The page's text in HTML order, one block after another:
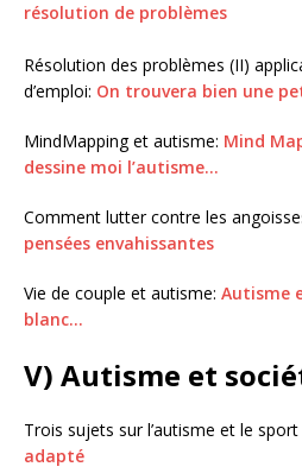
résolution de problèmes
Résolution des problèmes (II)
d’emploi: On trouvera bien une
MindMapping et autisme: Mind
dessine moi l’autisme…
Comment lutter contre les
pensées envahissantes
Vie de couple et autisme: Autisme
blanc…
V) Autisme et
Trois sujets sur l’autisme et le
adapté